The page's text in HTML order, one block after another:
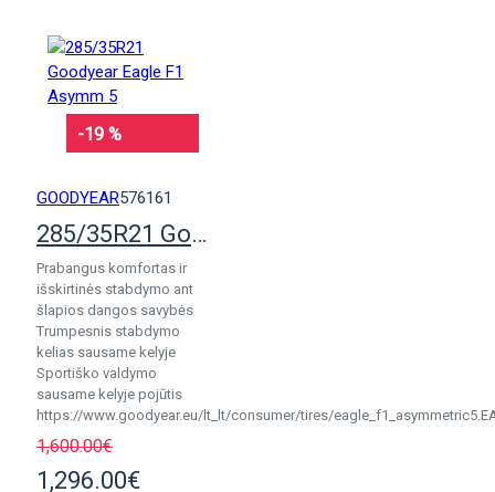
-19 %
GOODYEAR576161
285/35R21 Goodyear Eagle F1 Asymm 5
Prabangus komfortas ir
išskirtinės stabdymo ant
šlapios dangos savybės
Trumpesnis stabdymo
kelias sausame kelyje
Sportiško valdymo
sausame kelyje pojūtis
https://www.goodyear.eu/lt_lt/consumer/tires/
1,600.00€
1,296.00€